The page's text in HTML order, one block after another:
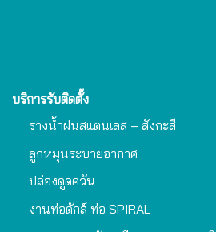
บริการรับติดตั้ง
รางน้ำฝนสแตนเลส – สังกะสี
ลูกหมุนระบายอากาศ
ปล่องดูดควัน
งานท่อดักส์ ท่อ SPIRAL